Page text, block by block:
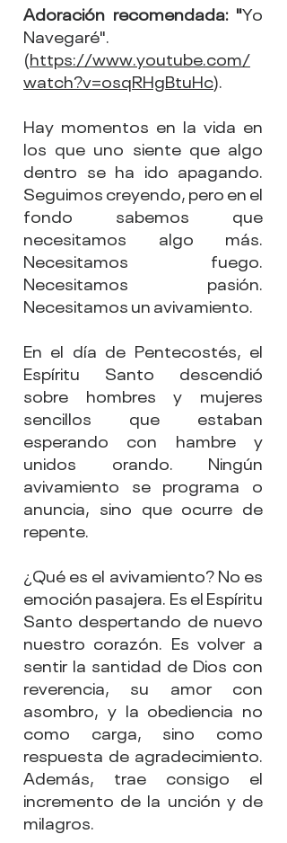
Adoración recomendada: "Yo
Navegaré".
(https://www.youtube.com/
watch?v=osqRHgBtuHc).
Hay momentos en la vida en
los que uno siente que algo
dentro se ha ido apagando.
Seguimos creyendo, pero en el
fondo sabemos que
necesitamos algo más.
Necesitamos fuego.
Necesitamos pasión.
Necesitamos un avivamiento.
En el día de Pentecostés, el
Espíritu Santo descendió
sobre hombres y mujeres
sencillos que estaban
esperando con hambre y
unidos orando. Ningún
avivamiento se programa o
anuncia, sino que ocurre de
repente.
¿Qué es el avivamiento? No es
emoción pasajera. Es el Espíritu
Santo despertando de nuevo
nuestro corazón. Es volver a
sentir la santidad de Dios con
reverencia, su amor con
asombro, y la obediencia no
como carga, sino como
respuesta de agradecimiento.
Además, trae consigo el
incremento de la unción y de
milagros.